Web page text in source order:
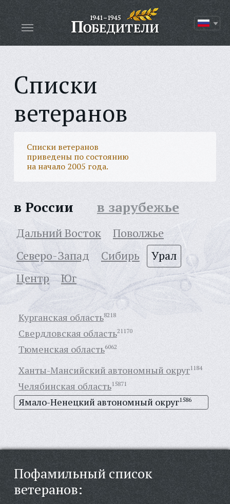
Списки
ветеранов
Списки ветеранов
приведены по состоянию
на начало 2005 года.
в России в зарубежье
Дальний Восток
Поволжье
Северо-Запад
Сибирь
Урал
Центр
Юг
Курганская область8218
Свердловская область21170
Тюменская область6062
Ханты-Мансийский автономный округ1184
Челябинская область15871
Ямало-Ненецкий автономный округ1586
Пофамильный список
ветеранов: